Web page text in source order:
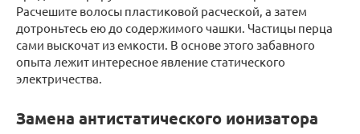
Расчешите волосы пластиковой расческой, а затем
дотроньтесь ею до содержимого чашки. Частицы перца
сами выскочат из емкости. В основе этого забавного
опыта лежит интересное явление статического
электричества.
Замена антистатического ионизатора